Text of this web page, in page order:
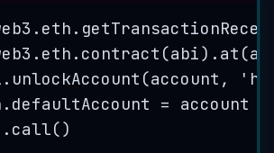
abi).at(
account, '
= account
()